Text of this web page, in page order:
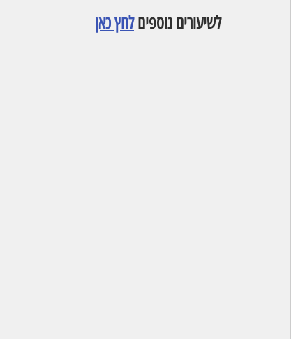
לשיעורים נוספים לחץ כאן